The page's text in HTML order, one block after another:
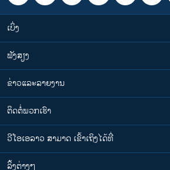
ເບິ່ງ
ຟັງສຽງ
ຂ່າວແລະລາຍງານ
ຕິດຕໍ່ພວກເຮົາ
ວີໂອເອລາວ ສາມາດ ເຂົ້າເຖິງໄດ້ທີ່
​ລິ້ງ​ຕ່າງໆ